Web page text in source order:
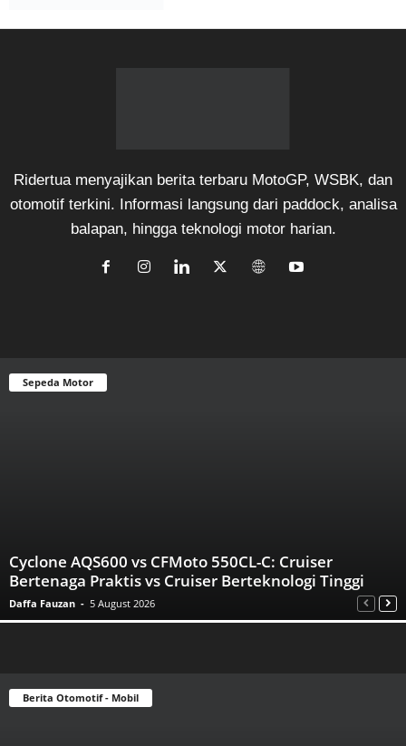
Ridertua menyajikan berita terbaru MotoGP, WSBK, dan
otomotif terkini. Informasi langsung dari paddock, analisa
balapan, hingga teknologi motor harian.
Sepeda Motor
Cyclone AQS600 vs CFMoto 550CL-C: Cruiser
Bertenaga Praktis vs Cruiser Berteknologi Tinggi
Daffa Fauzan - 5 August 2026
Berita Otomotif - Mobil